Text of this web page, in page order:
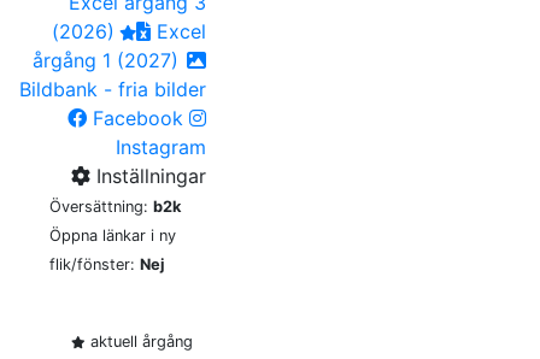
(2026)
Excel
årgång 1 (2027)
Bildbank - fria bilder
Facebook
Instagram
Inställningar
Översättning: b2k
Öppna länkar i ny
flik/fönster: Nej
aktuell årgång